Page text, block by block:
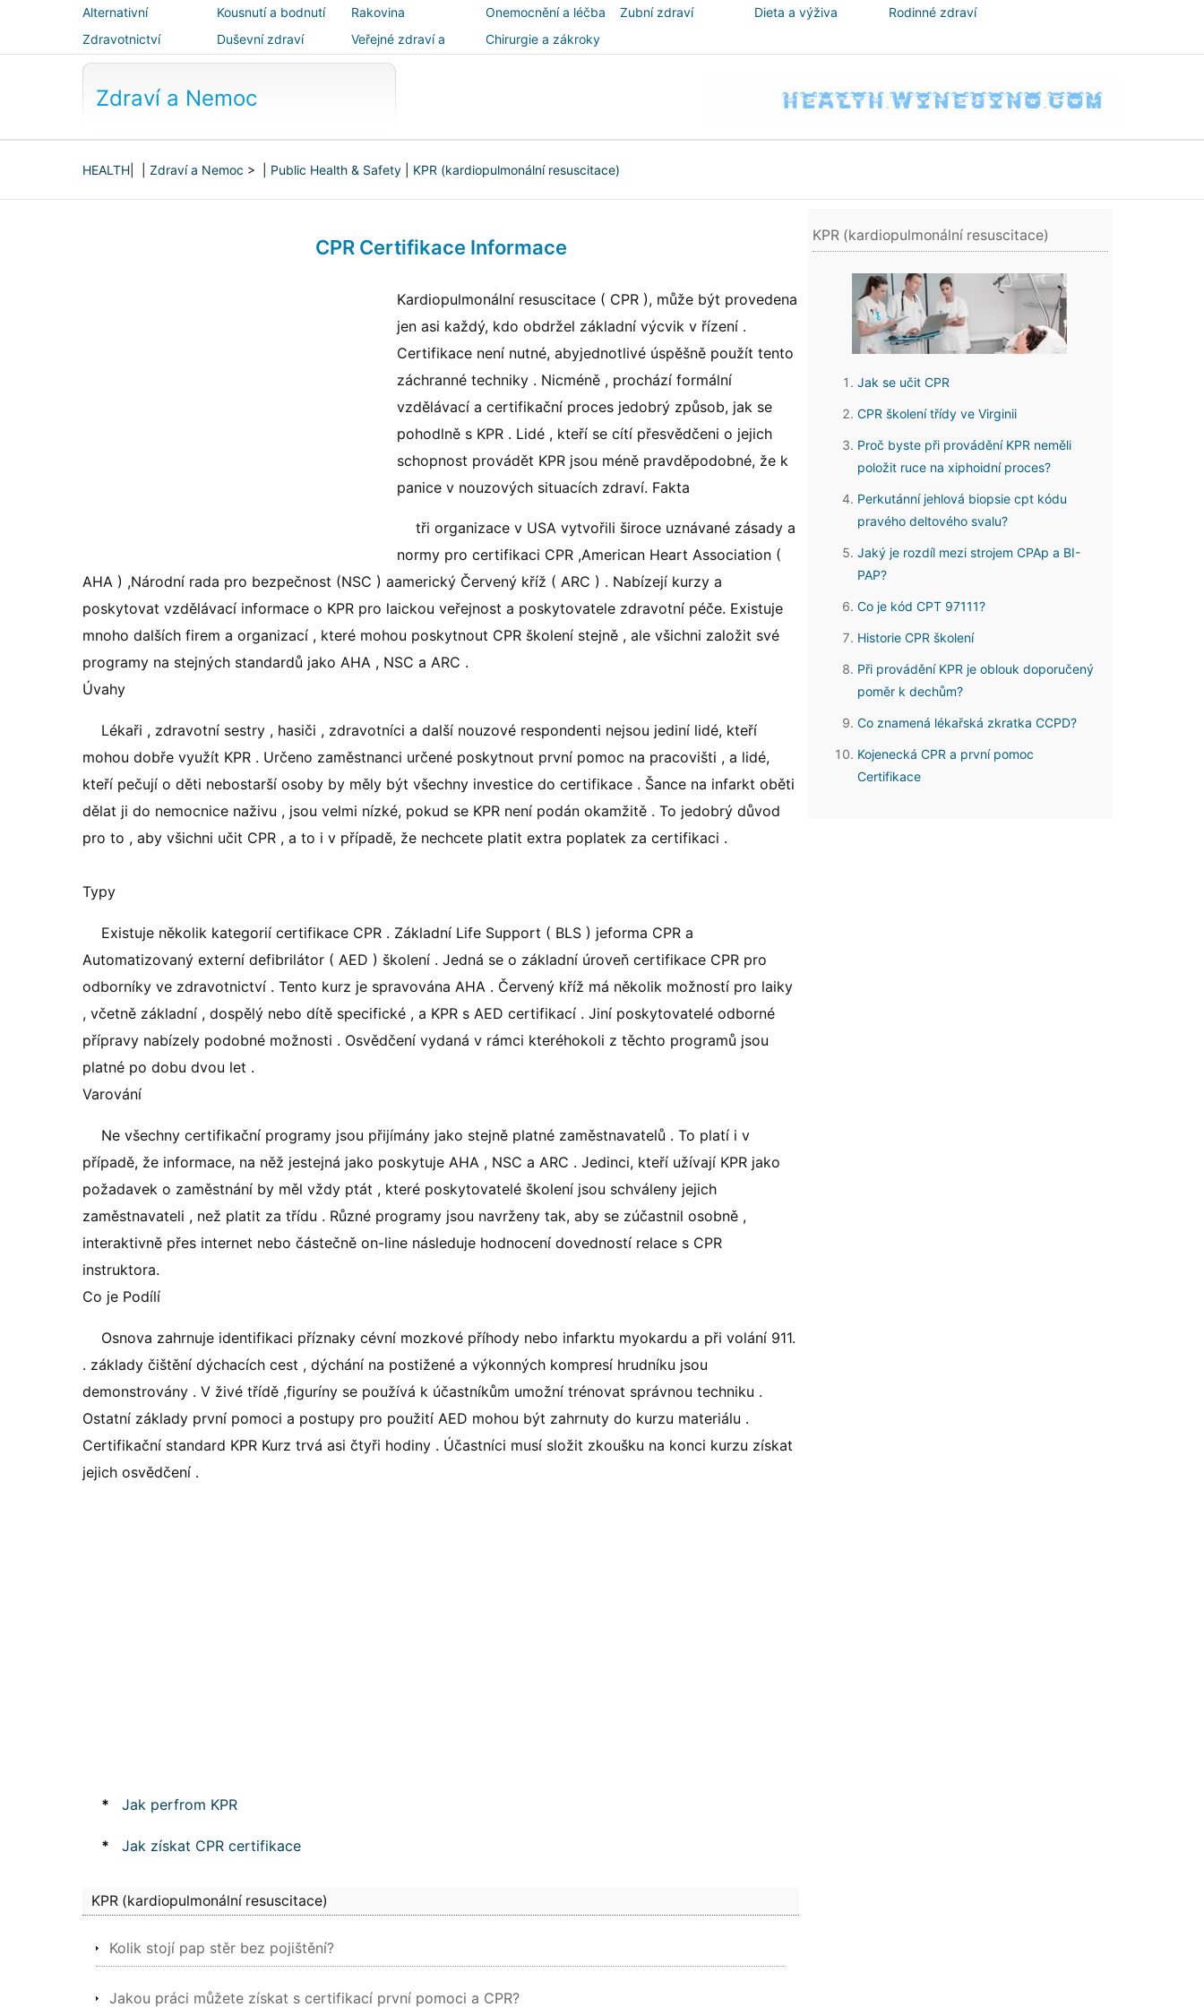
Alternativní
medicína
Kousnutí a bodnutí Rakovina Onemocnění a léčba Zubní zdraví Dieta a výživa
Rodinné zdraví
Zdravotnictví
Duševní zdraví
Veřejné zdraví a
bezpečnost
Chirurgie a zákroky
Zdraví a Nemoc
HEALTH Zdraví a Nemoc > | Public Health & Safety KPR (kardiopulmonální resuscitace)
CPR Certifikace Informace
Kardiopulmonální resuscitace ( CPR ), může být provedena
jen asi každý, kdo obdržel základní výcvik v řízení .
Certifikace není nutné, abyjednotlivé úspěšně použít tento
záchranné techniky . Nicméně , prochází formální
vzdělávací a certifikační proces jedobrý způsob, jak se
pohodlně s KPR . Lidé , kteří se cítí přesvědčeni o jejich
schopnost provádět KPR jsou méně pravděpodobné, že k
panice v nouzových situacích zdraví. Fakta
tři organizace v USA vytvořili široce uznávané zásady a
normy pro certifikaci CPR ,American Heart Association (
AHA ) ,Národní rada pro bezpečnost (NSC ) aamerický Červený kříž ( ARC ) . Nabízejí kurzy a
poskytovat vzdělávací informace o KPR pro laickou veřejnost a poskytovatele zdravotní péče. Existuje
mnoho dalších firem a organizací , které mohou poskytnout CPR školení stejně , ale všichni založit své
programy na stejných standardů jako AHA , NSC a ARC .
Úvahy
Lékaři , zdravotní sestry , hasiči , zdravotníci a další nouzové respondenti nejsou jediní lidé, kteří
mohou dobře využít KPR . Určeno zaměstnanci určené poskytnout první pomoc na pracovišti , a lidé,
kteří pečují o děti nebostarší osoby by měly být všechny investice do certifikace . Šance na infarkt oběti
dělat ji do nemocnice naživu , jsou velmi nízké, pokud se KPR není podán okamžitě . To jedobrý důvod
pro to , aby všichni učit CPR , a to i v případě, že nechcete platit extra poplatek za certifikaci .
Typy
Existuje několik kategorií certifikace CPR . Základní Life Support ( BLS ) jeforma CPR a
Automatizovaný externí defibrilátor ( AED ) školení . Jedná se o základní úroveň certifikace CPR pro
odborníky ve zdravotnictví . Tento kurz je spravována AHA . Červený kříž má několik možností pro laiky
, včetně základní , dospělý nebo dítě specifické , a KPR s AED certifikací . Jiní poskytovatelé odborné
přípravy nabízely podobné možnosti . Osvědčení vydaná v rámci kteréhokoli z těchto programů jsou
platné po dobu dvou let .
Varování
Ne všechny certifikační programy jsou přijímány jako stejně platné zaměstnavatelů . To platí i v
případě, že informace, na něž jestejná jako poskytuje AHA , NSC a ARC . Jedinci, kteří užívají KPR jako
požadavek o zaměstnání by měl vždy ptát , které poskytovatelé školení jsou schváleny jejich
zaměstnavateli , než platit za třídu . Různé programy jsou navrženy tak, aby se zúčastnil osobně ,
interaktivně přes internet nebo částečně on-line následuje hodnocení dovedností relace s CPR
instruktora.
Co je Podílí
Osnova zahrnuje identifikaci příznaky cévní mozkové příhody nebo infarktu myokardu a při volání 911.
. základy čištění dýchacích cest , dýchání na postižené a výkonných kompresí hrudníku jsou
demonstrovány . V živé třídě ,figuríny se používá k účastníkům umožní trénovat správnou techniku ​​.
Ostatní základy první pomoci a postupy pro použití AED mohou být zahrnuty do kurzu materiálu .
Certifikační standard KPR Kurz trvá asi čtyři hodiny . Účastníci musí složit zkoušku na konci kurzu získat
jejich osvědčení .
* Jak perfrom KPR
* Jak získat CPR certifikace
KPR (kardiopulmonální resuscitace)
Kolik stojí pap stěr bez pojištění?
Jakou práci můžete získat s certifikací první pomoci a CPR?
KPR (kardiopulmonální resuscitace)
Jak se učit CPR
CPR školení třídy ve Virginii
Proč byste při provádění KPR neměli
položit ruce na xiphoidní proces?
Perkutánní jehlová biopsie cpt kódu
pravého deltového svalu?
Jaký je rozdíl mezi strojem CPAp a BI-
PAP?
Co je kód CPT 97111?
Historie CPR školení
Při provádění KPR je oblouk doporučený
poměr k dechům?
Co znamená lékařská zkratka CCPD?
Kojenecká CPR a první pomoc
Certifikace